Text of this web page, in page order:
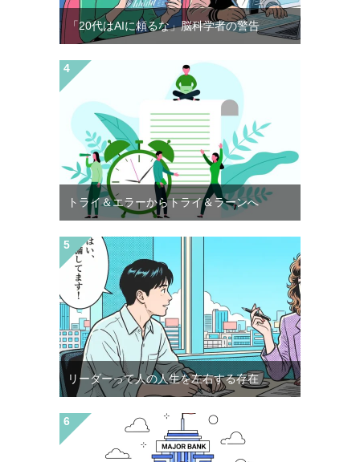
「20代はAIに頼るな」脳科学者の警告
トライ＆エラーからトライ＆ラーンへ
リーダーって人の人生を左右する存在